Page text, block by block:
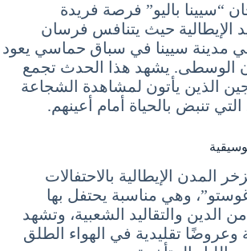
“سيينا باليو” فرصة فريدة
الإيطالية حيث يتنافس فرسان
في مدينة سيينا في سباق حماسي يعود
الوسطى. يشهد هذا الحدث تجمع
الذين يأتون لمشاهدة الشجاعة
التي تنبض بالحياة أمام أعينهم.
المدن الإيطالية بالاحتفالات
وهي مناسبة يحتفل بها
من الدين والتقاليد الشعبية، وتشهد
وعروضًا تقليدية في الهواء الطلق